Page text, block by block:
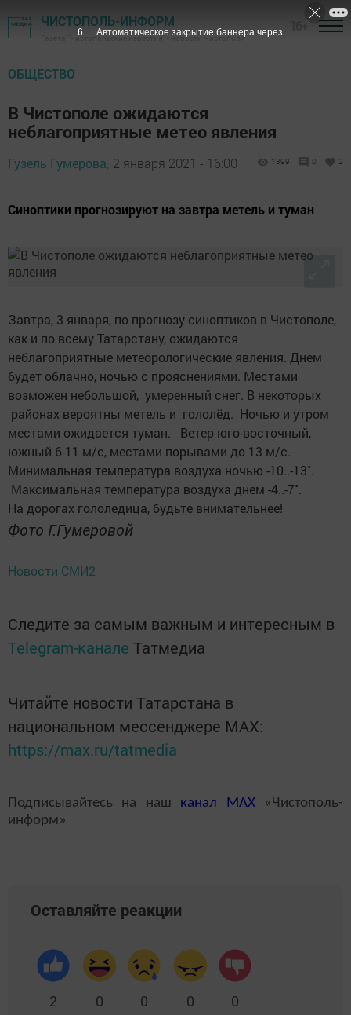
ЧИСТОПОЛЬ-ИНФОРМ
Газета "Чистопольские известия" - новости Чистополя
ОБЩЕСТВО
В Чистополе ожидаются
неблагоприятные метео явления
Гузель Гумерова, 2 января 2021 - 16:00 1399 0 2
Синоптики прогнозируют на завтра метель и туман
Завтра, 3 января, по прогнозу синоптиков в Чистополе,
как и по всему Татарстану, ожидаются
неблагоприятные метеорологические явления. Днем
будет облачно, ночью с прояснениями. Местами
возможен небольшой, умеренный снег. В некоторых
районах вероятны метель и гололёд. Ночью и утром
местами ожидается туман. Ветер юго-восточный,
южный 6-11 м/с, местами порывами до 13 м/с.
Минимальная температура воздуха ночью -10..-13˚.
Максимальная температура воздуха днем -4..-7˚.
На дорогах гололедица, будьте внимательнее!
Фото Г.Гумеровой
Новости СМИ2
Следите за самым важным и интересным в
Telegram-канале Татмедиа
Читайте новости Татарстана в
национальном мессенджере MАХ:
https://max.ru/tatmedia
Подписывайтесь на наш канал MAX«Чистополь-
информ»
Оставляйте реакции
2 0 0 0 0
6 Автоматическое закрытие баннера через